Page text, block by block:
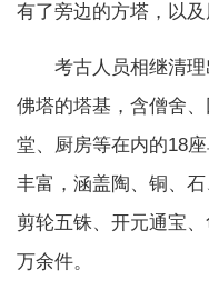
有了旁边的方塔，以及
考古人员相继清理
佛塔的塔基，含僧舍
堂、厨房等在内的18
丰富，涵盖陶、铜、
剪轮五铢、开元通宝
万余件。